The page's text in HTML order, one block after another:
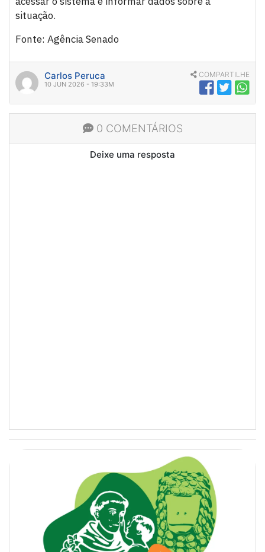
situação.
Fonte: Agência Senado
Carlos Peruca
10 JUN 2026 - 19:33M
COMPARTILHE
0 COMENTÁRIOS
Deixe uma resposta